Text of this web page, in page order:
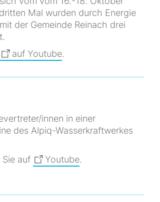
Mal wurden durch Energie
der Gemeinde Reinach drei
auf Youtube.
innen in einer
des Alpiq-Wasserkraftwerkes
auf
Youtube.